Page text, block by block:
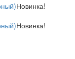
Новинка!
Новинка!